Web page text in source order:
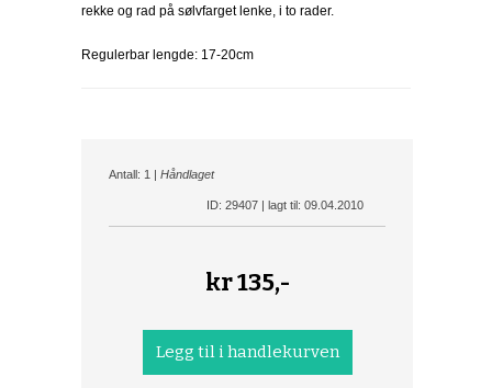
rekke og rad på sølvfarget lenke, i to rader.
Regulerbar lengde: 17-20cm
Antall: 1 | Håndlaget
ID: 29407 | lagt til: 09.04.2010
kr135,-